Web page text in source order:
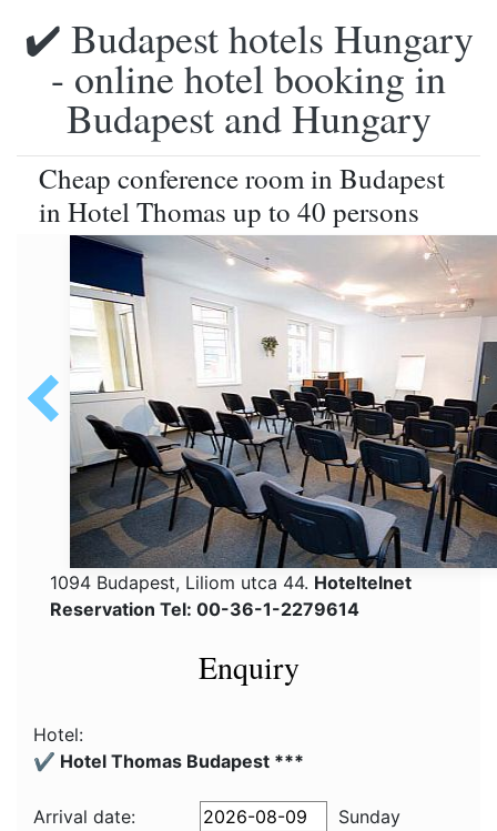
✔️ Budapest hotels Hungary
- online hotel booking in
Budapest and Hungary
Cheap conference room in Budapest
in Hotel Thomas up to 40 persons
1094 Budapest, Liliom utca 44. Hoteltelnet
Reservation Tel: 00-36-1-2279614
Enquiry
Hotel:
✔️ Hotel Thomas Budapest ***
Arrival date: Sunday